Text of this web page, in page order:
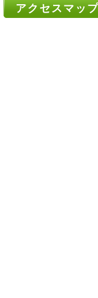
アクセスマッ